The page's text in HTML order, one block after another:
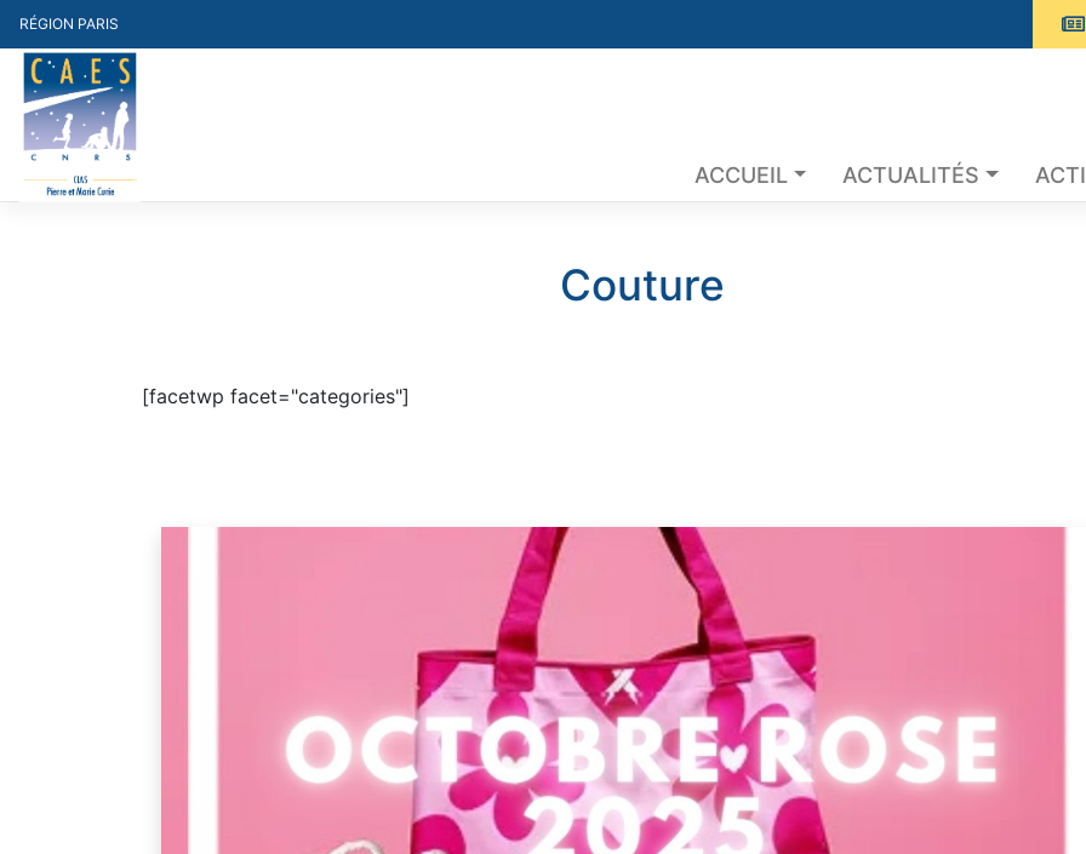
Skip
to
content
RÉGION PARIS
ACCUEIL ACTUALITÉS
Couture
[facetwp facet="categories"]